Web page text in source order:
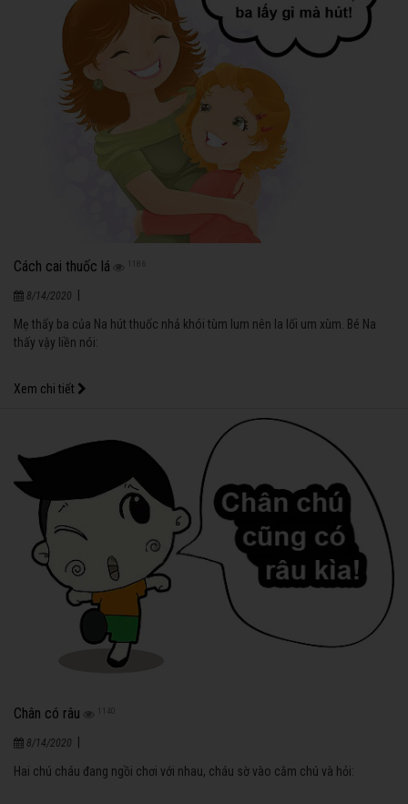
Cách cai thuốc lá 1186
8/14/2020
Mẹ thấy ba của Na hút thuốc nhả khói tùm lum nên la lối um xùm. Bé Na
thấy vậy liền nói:
Xem chi tiết
Chân có râu
8/14/2020
Hai chú cháu đang ngồi chơi với nhau, cháu sờ vào cằm chú và hỏi: